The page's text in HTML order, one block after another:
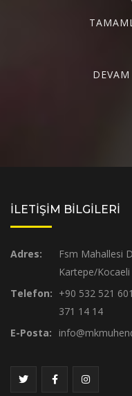
İLETİŞİM BİLGİLERİ
Adres:
Fsm Mahallesi
Kartepe/Kocaeli
Telefon: +90 532 521
371 14 14
E-Posta: